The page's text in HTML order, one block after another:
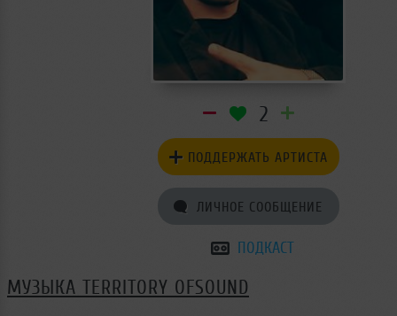
2
ПОДДЕРЖАТЬ АРТИСТА
ЛИЧНОЕ СООБЩЕНИЕ
ПОДКАСТ
МУЗЫКА TERRITORY OFSOUND